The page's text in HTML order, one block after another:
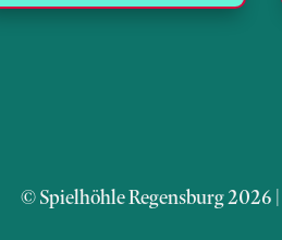
© Spielhöhle Regensburg 2026 |